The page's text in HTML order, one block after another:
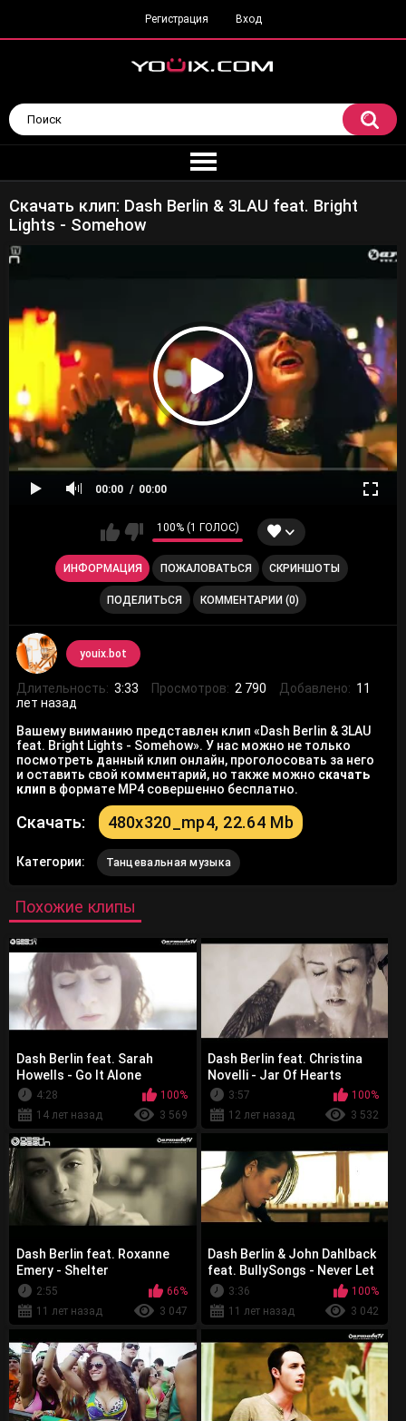
Регистрация Вход
Скачать клип: Dash Berlin & 3LAU feat. Bright
Lights - Somehow
00:00 00:00
100% (1 ГОЛОС)
ИНФОРМАЦИЯ ПОЖАЛОВАТЬСЯ СКРИНШОТЫ
ПОДЕЛИТЬСЯ КОММЕНТАРИИ (0)
youix.bot
Длительность: 3:33 Просмотров: 2 790 Добавлено: 11
лет назад
Вашему вниманию представлен клип «Dash Berlin & 3LAU
feat. Bright Lights - Somehow». У нас можно не только
посмотреть данный клип онлайн, проголосовать за него
и оставить свой комментарий, но также можно скачать
клип в формате MP4 совершенно бесплатно.
Скачать: 480x320_mp4, 22.64 Mb
Категории: Танцевальная музыка
Похожие клипы
Dash Berlin feat. Sarah
Howells - Go It Alone
4:28
100%
14 лет назад
3 569
Dash Berlin feat. Christina
Novelli - Jar Of Hearts
3:57
100%
12 лет назад
3 532
Dash Berlin feat. Roxanne
Emery - Shelter
2:55
66%
11 лет назад
3 047
Dash Berlin & John Dahlback
feat. BullySongs - Never Let
You Go
3:36
100%
11 лет назад
3 042